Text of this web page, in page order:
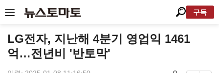
구독
LG전자, 지난해 4분기 영업익 1461
억…전년비 '반토막'